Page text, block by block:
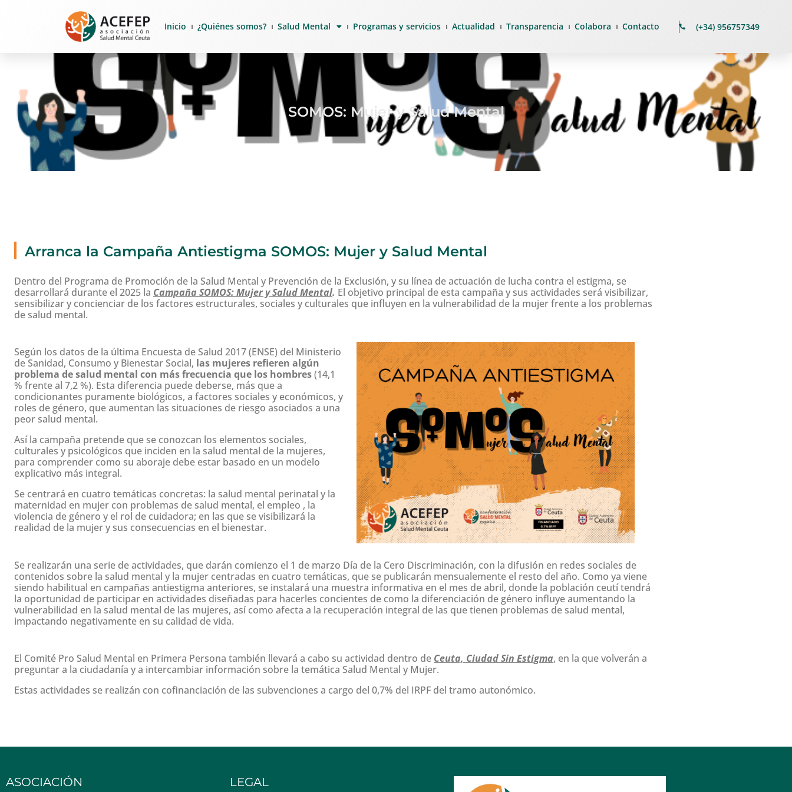
Inicio ¿Quiénes somos? Salud Mental Programas y servicios Actualidad Transparencia Colabora Contacto (+34) 956757349
SOMOS: Mujer y Salud Mental
Arranca la Campaña Antiestigma SOMOS: Mujer y Salud Mental
Dentro del Programa de Promoción de la Salud Mental y Prevención de la Exclusión, y su línea de actuación de lucha contra el estigma, se
desarrollará durante el 2025 la Campaña SOMOS: Mujer y Salud Mental. El objetivo principal de esta campaña y sus actividades será visibilizar,
sensibilizar y concienciar de los factores estructurales, sociales y culturales que influyen en la vulnerabilidad de la mujer frente a los problemas
de salud mental.
Según los datos de la última Encuesta de Salud 2017 (ENSE) del Ministerio
de Sanidad, Consumo y Bienestar Social, las mujeres refieren algún
problema de salud mental con más frecuencia que los hombres(14,1
% frente al 7,2 %). Esta diferencia puede deberse, más que a
condicionantes puramente biológicos, a factores sociales y económicos, y
roles de género, que aumentan las situaciones de riesgo asociados a una
peor salud mental.
Así la campaña pretende que se conozcan los elementos sociales,
culturales y psicológicos que inciden en la salud mental de la mujeres,
para comprender como su aboraje debe estar basado en un modelo
explicativo más integral.
Se centrará en cuatro temáticas concretas: la salud mental perinatal y la
maternidad en mujer con problemas de salud mental, el empleo , la
violencia de género y el rol de cuidadora; en las que se visibilizará la
realidad de la mujer y sus consecuencias en el bienestar.
Se realizarán una serie de actividades, que darán comienzo el 1 de marzo Día de la Cero Discriminación, con la difusión en redes sociales de
contenidos sobre la salud mental y la mujer centradas en cuatro temáticas, que se publicarán mensualemente el resto del año. Como ya viene
siendo habilitual en campañas antiestigma anteriores, se instalará una muestra informativa en el mes de abril, donde la población ceutí tendrá
la oportunidad de participar en actividades diseñadas para hacerles concientes de como la diferenciación de género influye aumentando la
vulnerabilidad en la salud mental de las mujeres, así como afecta a la recuperación integral de las que tienen problemas de salud mental,
impactando negativamente en su calidad de vida.
El Comité Pro Salud Mental en Primera Persona también llevará a cabo su actividad dentro de Ceuta, Ciudad Sin Estigma, en la que volverán a
preguntar a la ciudadanía y a intercambiar información sobre la temática Salud Mental y Mujer.
Estas actividades se realizán con cofinanciación de las subvenciones a cargo del 0,7% del IRPF del tramo autonómico.
ASOCIACIÓN LEGAL